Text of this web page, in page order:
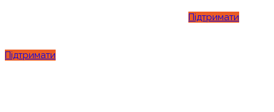
Підтримати
Підтримати